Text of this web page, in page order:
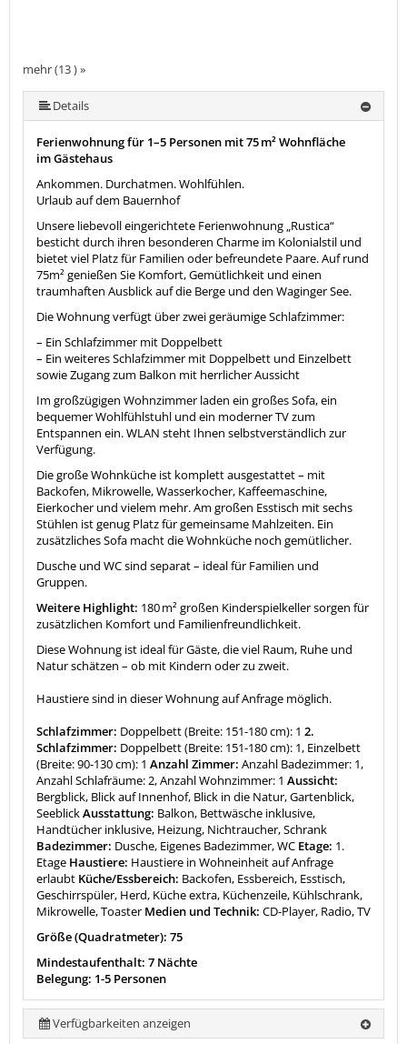
mehr (13 ) »
mehr (13 ) »
mehr (13 ) »
mehr (13 ) »
mehr (13 ) »
mehr (13 ) »
mehr (13 ) »
mehr (13 ) »
mehr (13 ) »
mehr (13 ) »
Details
Ferienwohnung für 1–5 Personen mit 75 m² Wohnfläche
im Gästehaus
Ankommen. Durchatmen. Wohlfühlen.
Urlaub auf dem Bauernhof
Unsere liebevoll eingerichtete Ferienwohnung „Rustica“
besticht durch ihren besonderen Charme im Kolonialstil und
bietet viel Platz für Familien oder befreundete Paare. Auf rund
75m² genießen Sie Komfort, Gemütlichkeit und einen
traumhaften Ausblick auf die Berge und den Waginger See.
Die Wohnung verfügt über zwei geräumige Schlafzimmer:
– Ein Schlafzimmer mit Doppelbett
– Ein weiteres Schlafzimmer mit Doppelbett und Einzelbett
sowie Zugang zum Balkon mit herrlicher Aussicht
Im großzügigen Wohnzimmer laden ein großes Sofa, ein
bequemer Wohlfühlstuhl und ein moderner TV zum
Entspannen ein. WLAN steht Ihnen selbstverständlich zur
Verfügung.
Die große Wohnküche ist komplett ausgestattet – mit
Backofen, Mikrowelle, Wasserkocher, Kaffeemaschine,
Eierkocher und vielem mehr. Am großen Esstisch mit sechs
Stühlen ist genug Platz für gemeinsame Mahlzeiten. Ein
zusätzliches Sofa macht die Wohnküche noch gemütlicher.
Dusche und WC sind separat – ideal für Familien und
Gruppen.
Weitere Highlight: 180 m² großen Kinderspielkeller sorgen für
zusätzlichen Komfort und Familienfreundlichkeit.
Diese Wohnung ist ideal für Gäste, die viel Raum, Ruhe und
Natur schätzen – ob mit Kindern oder zu zweit.
Haustiere sind in dieser Wohnung auf Anfrage möglich.
Schlafzimmer: Doppelbett (Breite: 151-180 cm): 1 2.
Schlafzimmer: Doppelbett (Breite: 151-180 cm): 1, Einzelbett
(Breite: 90-130 cm): 1 Anzahl Zimmer: Anzahl Badezimmer: 1,
Anzahl Schlafräume: 2, Anzahl Wohnzimmer: 1 Aussicht:
Bergblick, Blick auf Innenhof, Blick in die Natur, Gartenblick,
SeeblickAusstattung: Balkon, Bettwäsche inklusive,
Handtücher inklusive, Heizung, Nichtraucher, Schrank
Badezimmer: Dusche, Eigenes Badezimmer, WC Etage: 1.
Etage Haustiere: Haustiere in Wohneinheit auf Anfrage
erlaubt Küche/Essbereich: Backofen, Essbereich, Esstisch,
Geschirrspüler, Herd, Küche extra, Küchenzeile, Kühlschrank,
Mikrowelle, Toaster Medien und Technik: CD-Player, Radio, TV
Größe (Quadratmeter): 75
Mindestaufenthalt: 7 Nächte
Belegung: 1-5 Personen
Verfügbarkeiten anzeigen